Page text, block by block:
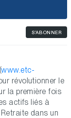
S'ABONNER
www.etc-
révolutionner le
la première fois
actifs liés à
dans un